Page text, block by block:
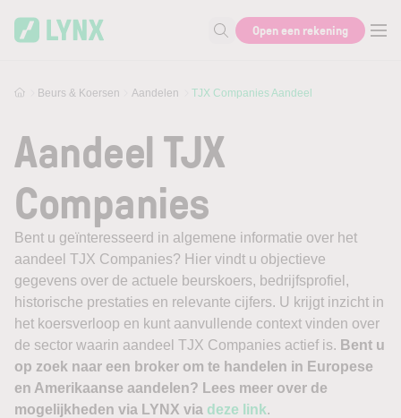
Zoek naar informatie
Open een rekening
Beurs & Koersen Aandelen TJX Companies Aandeel
Aandeel TJX
Companies
Bent u geïnteresseerd in algemene informatie over het
aandeel TJX Companies? Hier vindt u objectieve
gegevens over de actuele beurskoers, bedrijfsprofiel,
historische prestaties en relevante cijfers. U krijgt inzicht in
het koersverloop en kunt aanvullende context vinden over
de sector waarin aandeel TJX Companies actief is. Bent u
op zoek naar een broker om te handelen in Europese
en Amerikaanse aandelen? Lees meer over de
mogelijkheden via LYNX via deze link.